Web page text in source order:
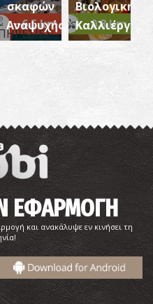
~6.5 km
σκαφών
Αναψυχής
~0.8 km
Βιολογικής
ΕΦΑΡΜΟΓΗ
και ανακάλυψε εν κινήσει τη